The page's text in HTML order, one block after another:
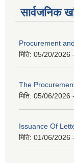
सार्वजनिक
Procurement
मिति: 05/20/2026
The
मिति: 05/06/2026
Issuance Of
मिति: 01/06/2026